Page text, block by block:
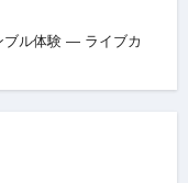
ブル体験 — ライブカ